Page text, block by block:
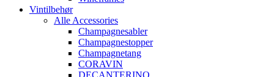
Vintilbehør
Alle Accessories
Champagnesabler
Champagnestopper
Champagnetang
CORAVIN
DECANTERINO